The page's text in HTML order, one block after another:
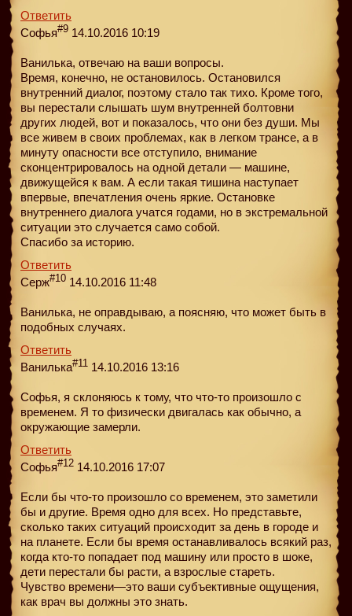
Ответить
Софья#9 14.10.2016 10:19
Ванилька, отвечаю на ваши вопросы.
Время, конечно, не остановилось. Остановился
внутренний диалог, поэтому стало так тихо. Кроме того,
вы перестали слышать шум внутренней болтовни
других людей, вот и показалось, что они без души. Мы
все живем в своих проблемах, как в легком трансе, а в
минуту опасности все отступило, внимание
сконцентрировалось на одной детали — машине,
движущейся к вам. А если такая тишина наступает
впервые, впечатления очень яркие. Остановке
внутреннего диалога учатся годами, но в экстремальной
ситуации это случается само собой.
Спасибо за историю.
Ответить
Серж#10 14.10.2016 11:48
Ванилька, не оправдываю, а поясняю, что может быть в
подобных случаях.
Ответить
Ванилька#11 14.10.2016 13:16
Софья, я склоняюсь к тому, что что-то произошло с
временем. Я то физически двигалась как обычно, а
окружающие замерли.
Ответить
Софья#12 14.10.2016 17:07
Если бы что-то произошло со временем, это заметили
бы и другие. Время одно для всех. Но представьте,
сколько таких ситуаций происходит за день в городе и
на планете. Если бы время останавливалось всякий раз,
когда кто-то попадает под машину или просто в шоке,
дети перестали бы расти, а взрослые стареть.
Чувство времени—это ваши субъективные ощущения,
как врач вы должны это знать.